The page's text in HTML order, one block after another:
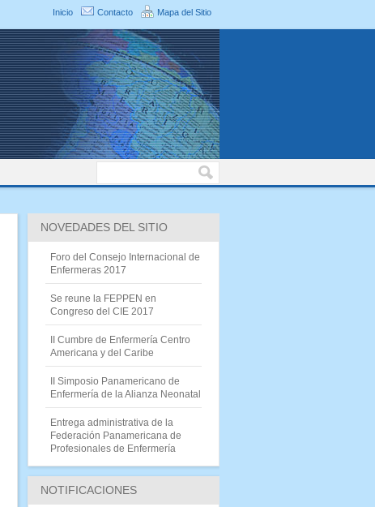
Inicio Contacto Mapa del Sitio
NOVEDADES DEL SITIO
Foro del Consejo Internacional de
Enfermeras 2017
Se reune la FEPPEN en
Congreso del CIE 2017
II Cumbre de Enfermería Centro
Americana y del Caribe
II Simposio Panamericano de
Enfermería de la Alianza Neonatal
Entrega administrativa de la
Federación Panamericana de
Profesionales de Enfermería
NOTIFICACIONES